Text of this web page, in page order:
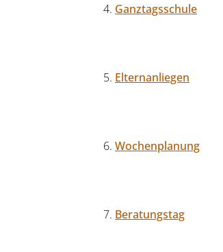
Ganztagsschule
Elternanliegen
Wochenplanung
Beratungstag